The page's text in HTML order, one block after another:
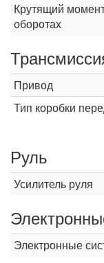
Крутящий
оборотах
Привод
Тип коробки
Руль
Усилитель руля
Электронные